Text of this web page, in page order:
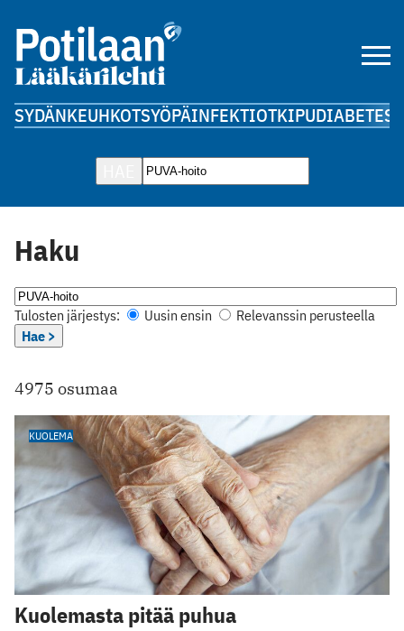
SYDÄNKEUHKOTSYÖPÄINFEKTIOTKIPUDIABETES
Haku
Tulosten järjestys: Uusin ensin
Relevanssin perusteella
Hae >
4975 osumaa
KUOLEMA
Kuolemasta pitää puhua